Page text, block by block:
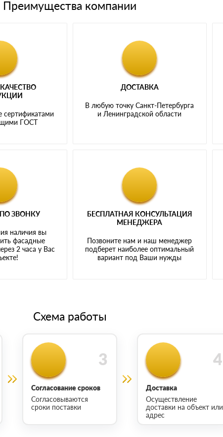
Преимущества компании
сертификатами
ГОСТ
ДОСТАВКА
В любую точку Санкт-Петербурга
и Ленинградской области
ЗВОНКУ
наличия вы
фасадные
2 часа у Вас
БЕСПЛАТНАЯ КОНСУЛЬТАЦИЯ
МЕНЕДЖЕРА
Позвоните нам и наш менеджер
подберет наиболее оптимальный
вариант под Ваши нужды
Схема работы
Согласование сроков
Согласовываются
сроки поставки
Доставка
Осуществление
доставки на объект или
адрес